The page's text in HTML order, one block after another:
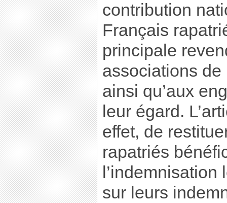
contribution
Français
principale
associations
ainsi qu’aux
leur égard.
effet, de
rapatriés
sur leurs